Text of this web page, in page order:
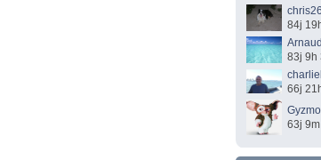
chris26
84j
Arnaud
83j 9h
66j
63j 9m